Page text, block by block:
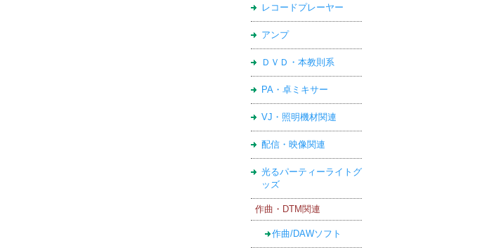
レコードプレーヤー
アンプ
ＤＶＤ・本教則系
PA・卓ミキサー
VJ・照明機材関連
配信・映像関連
光るパーティーライトグ
ッズ
作曲・DTM関連
作曲/DAWソフト